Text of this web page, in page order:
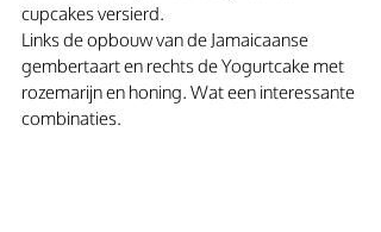
cupcakes versierd.
Links de opbouw van de Jamaicaanse
gembertaart en rechts de Yogurtcake met
rozemarijn en honing. Wat een interessante
combinaties.